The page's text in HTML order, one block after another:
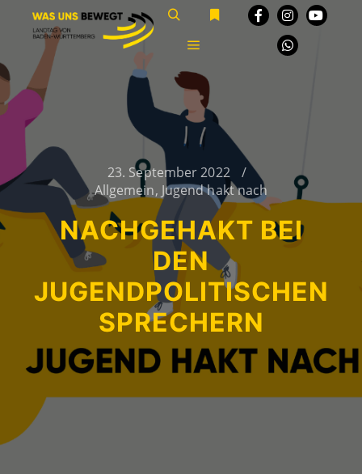
Weitere Informationen
23. September 2022
Allgemein, Jugend hakt nach
NACHGEHAKT BEI
DEN
JUGENDPOLITISCHEN
SPRECHERN